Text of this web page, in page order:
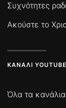
Συχνότητες
Ακούστε το
ΚΑΝΆΛΙ YOUTUBE
Όλα τα κανάλια